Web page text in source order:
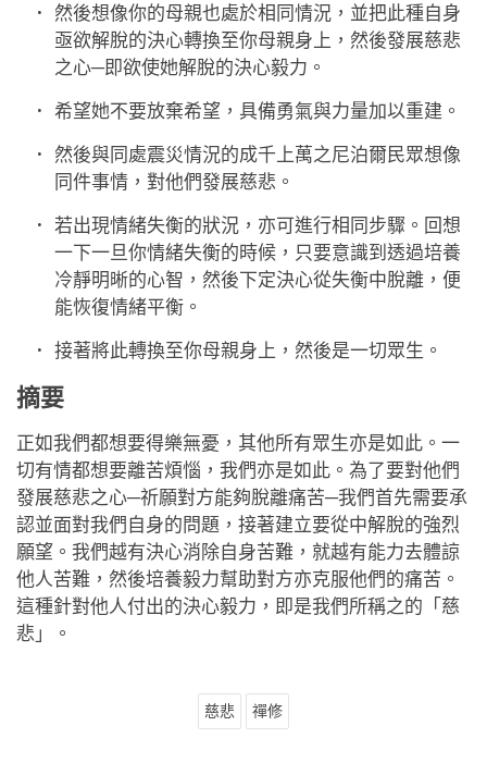
然後想像你的母親也處於相同情況，並把此種自身
亟欲解脫的決心轉換至你母親身上，然後發展慈悲
之心─即欲使她解脫的決心毅力。
希望她不要放棄希望，具備勇氣與力量加以重建。
然後與同處震災情況的成千上萬之尼泊爾民眾想像
同件事情，對他們發展慈悲。
若出現情緒失衡的狀況，亦可進行相同步驟。回想
一下一旦你情緒失衡的時候，只要意識到透過培養
冷靜明晰的心智，然後下定決心從失衡中脫離，便
能恢復情緒平衡。
接著將此轉換至你母親身上，然後是一切眾生。
摘要
正如我們都想要得樂無憂，其他所有眾生亦是如此。一
切有情都想要離苦煩惱，我們亦是如此。為了要對他們
發展慈悲之心─祈願對方能夠脫離痛苦─我們首先需要承
認並面對我們自身的問題，接著建立要從中解脫的強烈
願望。我們越有決心消除自身苦難，就越有能力去體諒
他人苦難，然後培養毅力幫助對方亦克服他們的痛苦。
這種針對他人付出的決心毅力，即是我們所稱之的「慈
悲」。
慈悲 禪修